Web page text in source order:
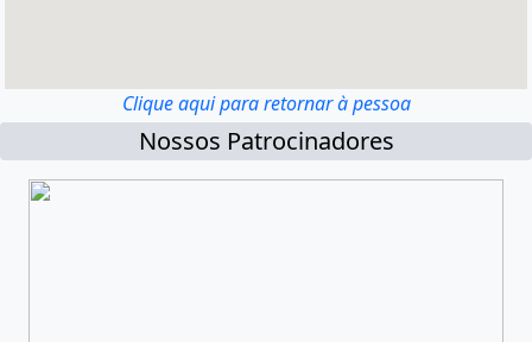
Clique aqui para retornar à pessoa
Nossos Patrocinadores